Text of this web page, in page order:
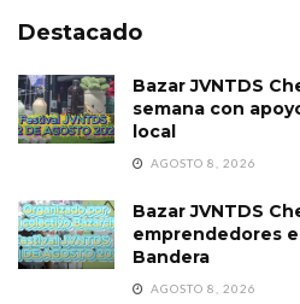
Destacado
Bazar JVNTDS
semana con
local
AGOSTO 8, 2026
Bazar JVNTDS
emprendedores
Bandera
AGOSTO 8, 2026